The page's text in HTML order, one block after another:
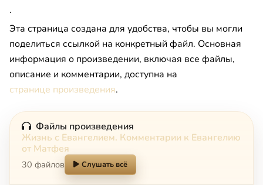
.
Эта страница создана для удобства, чтобы вы могли
поделиться ссылкой на конкретный файл. Основная
информация о произведении, включая все файлы,
описание и комментарии, доступна на
странице произведения.
Файлы произведения
Жизнь с Евангелием. Комментарии к Евангелию
от Матфея
30 файлов Слушать всё